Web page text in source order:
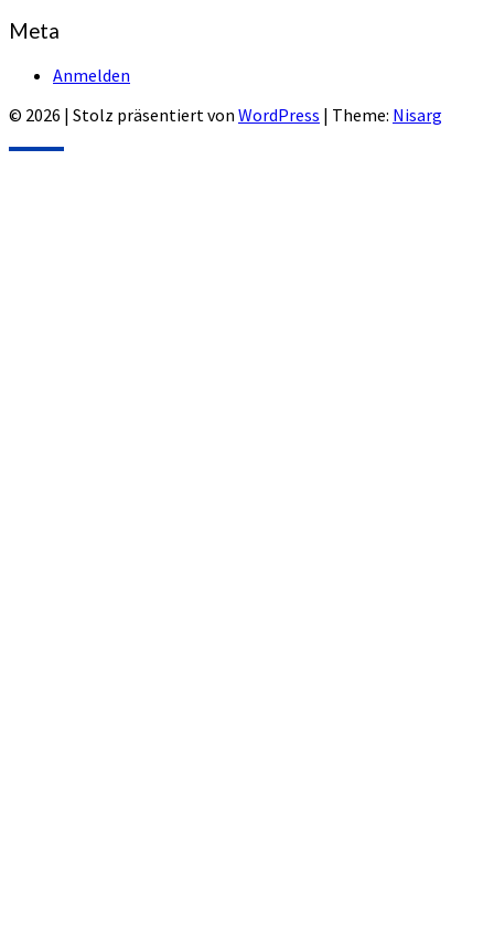
Meta
Anmelden
© 2026 | Stolz präsentiert von WordPress | Theme: Nisarg